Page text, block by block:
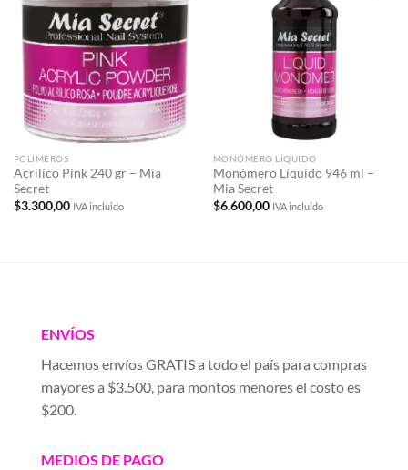
Añadir
a la
lista de
deseos
POLIMEROS
Acrílico Pink 240 gr – Mia
Secret
$3.300,00 IVA incluido
MONÓMERO LÍQUIDO
Monómero Líquido 946 ml –
Mia Secret
$6.600,00 IVA incluido
ENVÍOS
Hacemos envíos GRATIS a todo el país para compras
mayores a $3.500, para montos menores el costo es
$200.
MEDIOS DE PAGO